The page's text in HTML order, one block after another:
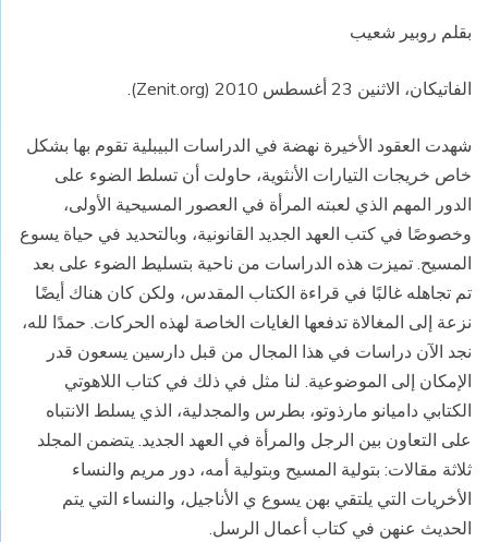
بقلم روبير شعيب
الفاتيكان، الاثنين 23 أغسطس 2010 ( Zenit.org
).
شهدت العقود الأخيرة نهضة في الدراسات البيبلية تقوم بها بشكل
خاص خريجات التيارات الأنثوية، حاولت أن تسلط الضوء على
الدور المهم الذي لعبته المرأة في العصور المسيحية الأولى،
وخصوصًا في كتب العهد الجديد القانونية، وبالتحديد في حياة يسوع
المسيح. تميزت هذه الدراسات من ناحية بتسليط الضوء على بعد
تم تجاهله غالبًا في قراءة الكتاب المقدس، ولكن كان هناك أيضًا
نزعة إلى المغالاة تدفعها الغايات الخاصة لهذه الحركات. حمدًا لله،
نجد الآن دراسات في هذا المجال من قبل دارسين يسعون قدر
الإمكان إلى الموضوعية. لنا مثل في ذلك في كتاب اللاهوتي
الكتابي داميانو مارذوتو، بطرس والمجدلية، الذي يسلط الانتباه
على التعاون بين الرجل والمرأة في العهد الجديد. يتضمن المجلد
ثلاثة مقالات: بتولية المسيح وبتولية أمه، دور مريم والنساء
الأخريات التي يلتقي بهن يسوع ي الأناجيل، والنساء التي يتم
الحديث عنهن في كتاب أعمال الرسل.